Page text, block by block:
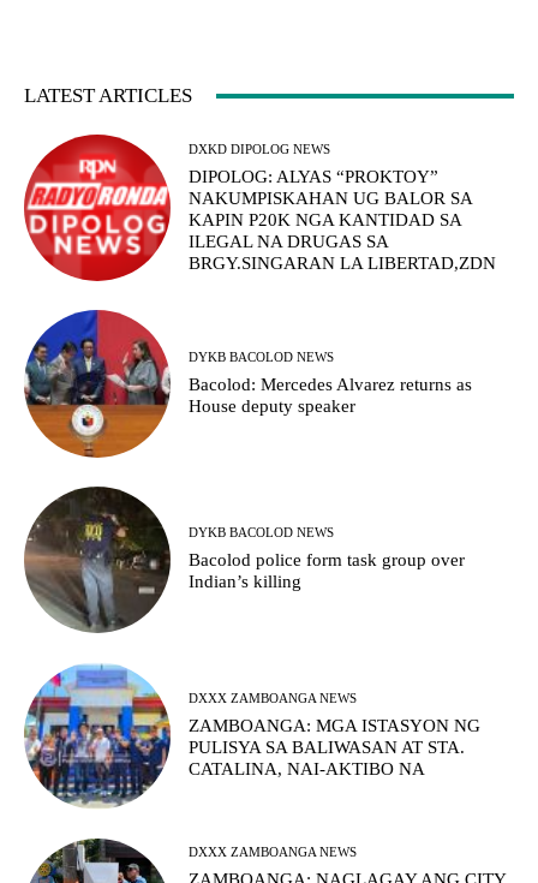
LATEST ARTICLES
DXKD DIPOLOG NEWS
DIPOLOG: ALYAS “PROKTOY”
NAKUMPISKAHAN UG BALOR SA
KAPIN P20K NGA KANTIDAD SA
ILEGAL NA DRUGAS SA
BRGY.SINGARAN LA LIBERTAD,ZDN
DYKB BACOLOD NEWS
Bacolod: Mercedes Alvarez returns as
House deputy speaker
DYKB BACOLOD NEWS
Bacolod police form task group over
Indian’s killing
DXXX ZAMBOANGA NEWS
ZAMBOANGA: MGA ISTASYON NG
PULISYA SA BALIWASAN AT STA.
CATALINA, NAI-AKTIBO NA
DXXX ZAMBOANGA NEWS